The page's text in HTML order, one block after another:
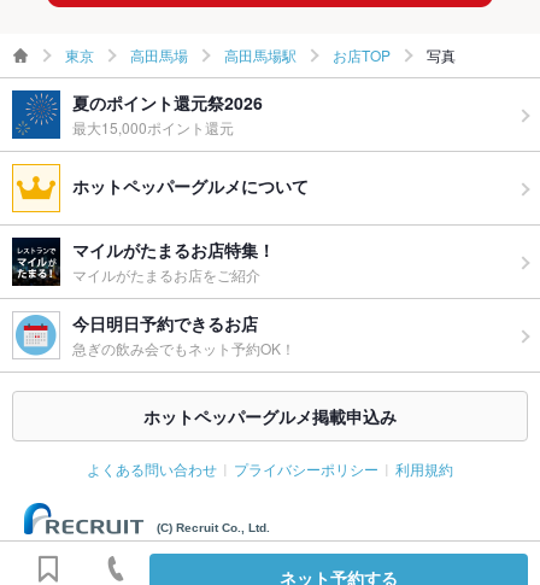
東京 高田馬場 高田馬場駅 お店TOP 写真
夏のポイント還元祭2026
最大15,000ポイント還元
ホットペッパーグルメについて
マイルがたまるお店特集！
マイルがたまるお店をご紹介
今日明日予約できるお店
急ぎの飲み会でもネット予約OK！
ホットペッパーグルメ掲載申込み
よくある問い合わせ プライバシーポリシー 利用規約
(C) Recruit Co., Ltd.
ネット予約する